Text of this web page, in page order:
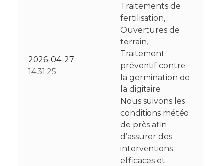
2026-04-27
14:31:25
Traitements de
fertilisation,
Ouvertures de
terrain,
Traitement
préventif contre
la germination de
la digitaire
Nous suivons les
conditions météo
de près afin
d’assurer des
interventions
efficaces et